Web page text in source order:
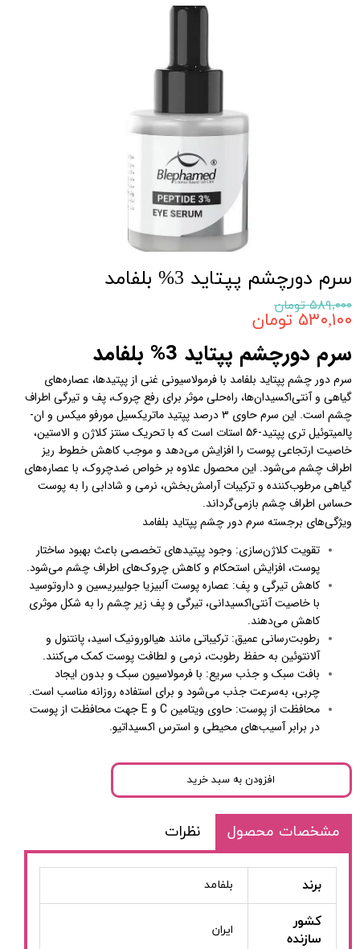
سرم دورچشم پپتاید 3% بلفامد
۵۸۹,۰۰۰ تومان
۵۳۰,۱۰۰ تومان
سرم دورچشم پپتاید 3% بلفامد
سرم دور چشم پپتاید بلفامد با فرمولاسیونی غنی از پپتیدها، عصاره‌های
گیاهی و آنتی‌اکسیدان‌ها، راه‌حلی موثر برای رفع چروک‌، پف و تیرگی اطراف
چشم است. این سرم حاوی ۳ درصد پپتید ماتریکسیل مورفو میکس و ان-
پالمیتوئیل تری پپتید-۵۶ استات است که با تحریک سنتز کلاژن و الاستین،
خاصیت ارتجاعی پوست را افزایش می‌دهد و موجب کاهش خطوط ریز
اطراف چشم می‌شود. این محصول علاوه بر خواص ضدچروک، با عصاره‌های
گیاهی مرطوب‌کننده و ترکیبات آرامش‌بخش، نرمی و شادابی را به پوست
حساس اطراف چشم بازمی‌گرداند.
ویژگی‌های برجسته سرم دور چشم پپتاید بلفامد
تقویت کلاژن‌سازی: وجود پپتیدهای تخصصی باعث بهبود ساختار
پوست، افزایش استحکام و کاهش چروک‌های اطراف چشم می‌شود.
کاهش تیرگی و پف: عصاره پوست آلبیزیا جولیبریسین و داروتوسید
با خاصیت آنتی‌اکسیدانی، تیرگی و پف زیر چشم را به شکل موثری
کاهش می‌دهند.
رطوبت‌رسانی عمیق: ترکیباتی مانند هیالورونیک اسید، پانتنول و
آلانتوئین به حفظ رطوبت، نرمی و لطافت پوست کمک می‌کنند.
بافت سبک و جذب سریع: با فرمولاسیون سبک و بدون ایجاد
چربی، به‌سرعت جذب می‌شود و برای استفاده روزانه مناسب است.
محافظت از پوست: حاوی ویتامین C و E جهت محافظت از پوست
در برابر آسیب‌های محیطی و استرس اکسیداتیو.
افزودن به سبد خرید
مشخصات محصول نظرات
برند بلفامد
کشور
سازنده
ایران